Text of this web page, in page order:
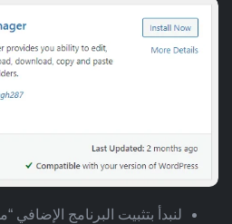
لنبدأ بتثبيت البرنامج الإضافي